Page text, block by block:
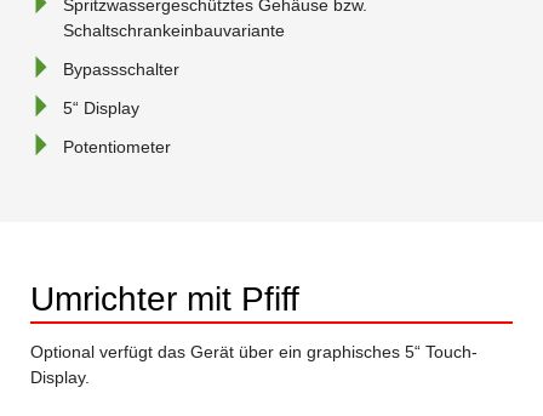
Spritzwassergeschütztes Gehäuse bzw.
Schaltschrankeinbauvariante
Bypassschalter
5“ Display
Potentiometer
Umrichter mit Pfiff
Optional verfügt das Gerät über ein graphisches 5“ Touch-
Display.